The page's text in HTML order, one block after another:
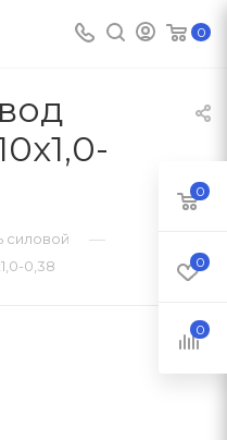
0
силовой —
0,38
0
0
0